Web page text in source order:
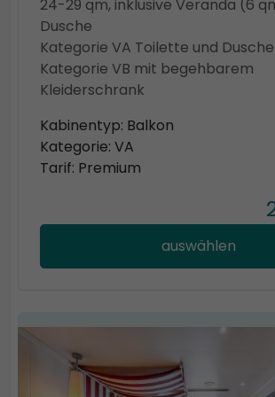
24-29 qm, inklusive Veranda (6
Dusche
Kategorie VA Toilette und
Kategorie VB mit begehbarem
Kleiderschrank
Kabinentyp: Balkon
Kategorie: VA
Tarif: Premium
auswählen